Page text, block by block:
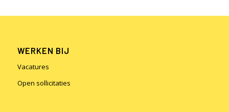
WERKEN BIJ
Vacatures
Open sollicitaties